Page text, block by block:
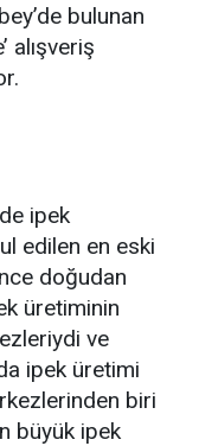
bulunan
alışveriş
ipek
edilen en eski
doğudan
üretiminin
ve
ipek üretimi
biri
büyük ipek